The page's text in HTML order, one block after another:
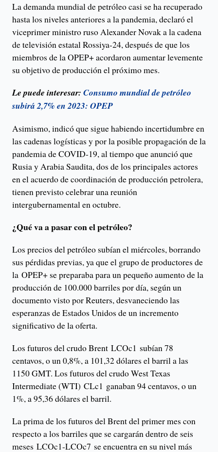
La demanda mundial de petróleo casi se ha recuperado
hasta los niveles anteriores a la pandemia, declaró el
viceprimer ministro ruso Alexander Novak a la cadena
de televisión estatal Rossiya-24, después de que los
miembros de la OPEP+ acordaron aumentar levemente
su objetivo de producción el próximo mes.
Le puede interesar: Consumo mundial de petróleo
subirá 2,7% en 2023: OPEP
Asimismo, indicó que sigue habiendo incertidumbre en
las cadenas logísticas y por la posible propagación de la
pandemia de COVID-19, al tiempo que anunció que
Rusia y Arabia Saudita, dos de los principales actores
en el acuerdo de coordinación de producción petrolera,
tienen previsto celebrar una reunión
intergubernamental en octubre.
¿Qué va a pasar con el petróleo?
Los precios del petróleo subían el miércoles, borrando
sus pérdidas previas, ya que el grupo de productores de
la OPEP+ se preparaba para un pequeño aumento de la
producción de 100.000 barriles por día, según un
documento visto por Reuters, desvaneciendo las
esperanzas de Estados Unidos de un incremento
significativo de la oferta.
Los futuros del crudo Brent LCOc1 subían 78
centavos, o un 0,8%, a 101,32 dólares el barril a las
1150 GMT. Los futuros del crudo West Texas
Intermediate (WTI) CLc1 ganaban 94 centavos, o un
1%, a 95,36 dólares el barril.
La prima de los futuros del Brent del primer mes con
respecto a los barriles que se cargarán dentro de seis
meses LCOc1-LCOc7 se encuentra en su nivel más